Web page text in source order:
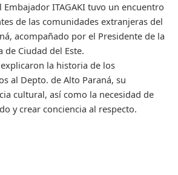
Embajador ITAGAKI tuvo un encuentro
de las comunidades extranjeras del
acompañado por el Presidente de la
de Ciudad del Este.
la historia de los
al Depto. de Alto Paraná, su
cultural, así como la necesidad de
y crear conciencia al respecto.